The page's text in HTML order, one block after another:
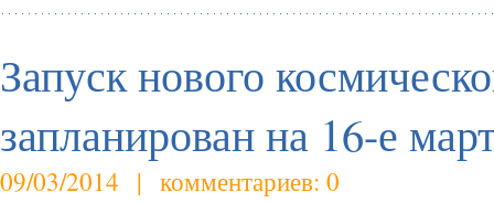
Запуск нового
запланирован на 16-е
09/03/2014 | комментариев: 0